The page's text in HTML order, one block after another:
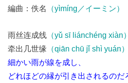
編曲：佚名
（yìmíng／イーミン）
雨丝连成线 （yǔ sī liánchéng xiàn）
牵出几世缘 （qiān chū jǐ shì yuán）
細かい雨が線を成し、
どれほどの縁が引き出されるのだ